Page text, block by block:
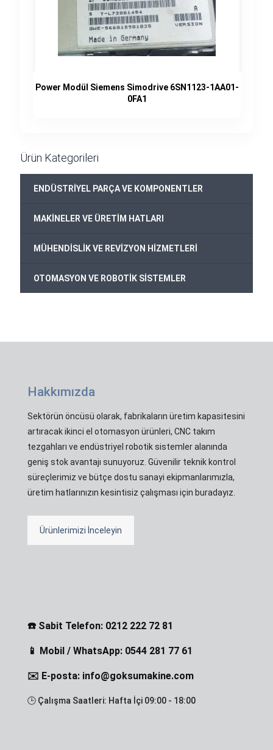
Power Modül Siemens Simodrive 6SN1123-1AA01-
0FA1
Ürün Kategorileri
ENDÜSTRİYEL PARÇA VE KOMPONENTLER
MAKİNELER VE ÜRETİM HATLARI
MÜHENDİSLİK VE REVİZYON HİZMETLERİ
OTOMASYON VE ROBOTİK SİSTEMLER
Hakkımızda
Sektörün öncüsü olarak, fabrikaların üretim kapasitesini
artıracak ikinci el otomasyon ürünleri, CNC takım
tezgahları ve endüstriyel robotik sistemler alanında
geniş stok avantajı sunuyoruz. Güvenilir teknik kontrol
süreçlerimiz ve bütçe dostu sanayi ekipmanlarımızla,
üretim hatlarınızın kesintisiz çalışması için buradayız.
Ürünlerimizi İnceleyin
☎️ Sabit Telefon: 0212 222 72 81
📱 Mobil / WhatsApp: 0544 281 77 61
✉️ E-posta: info@goksumakine.com
🕒 Çalışma Saatleri: Hafta İçi 09:00 - 18:00